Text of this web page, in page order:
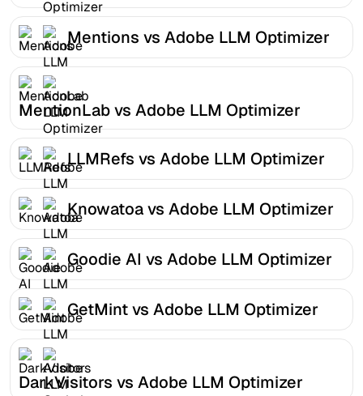
Mentions vs Adobe LLM Optimizer
MentionLab vs Adobe LLM Optimizer
LLMRefs vs Adobe LLM Optimizer
Knowatoa vs Adobe LLM Optimizer
Goodie AI vs Adobe LLM Optimizer
GetMint vs Adobe LLM Optimizer
DarkVisitors vs Adobe LLM Optimizer